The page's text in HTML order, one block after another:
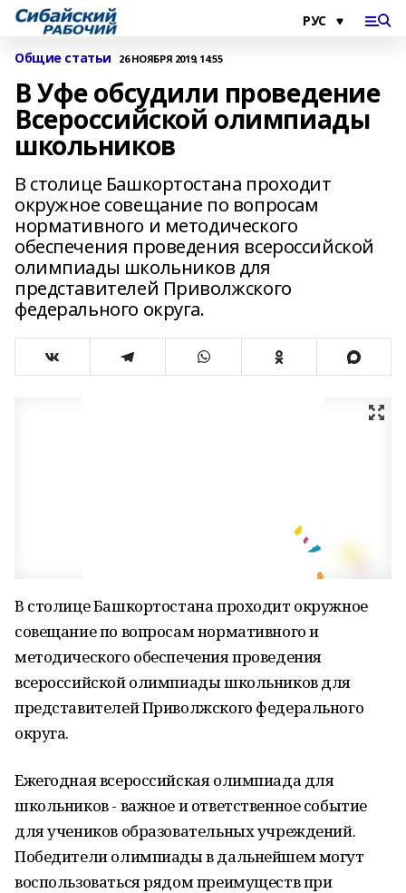
Общие статьи 26 НОЯБРЯ 2019, 14:55
В Уфе обсудили проведение
Всероссийской олимпиады
школьников
В столице Башкортостана проходит
окружное совещание по вопросам
нормативного и методического
обеспечения проведения всероссийской
олимпиады школьников для
представителей Приволжского
федерального округа.
В столице Башкортостана проходит окружное
совещание по вопросам нормативного и
методического обеспечения проведения
всероссийской олимпиады школьников для
представителей Приволжского федерального
округа.
Ежегодная всероссийская олимпиада для
школьников - важное и ответственное событие
для учеников образовательных учреждений.
Победители олимпиады в дальнейшем могут
воспользоваться рядом преимуществ при